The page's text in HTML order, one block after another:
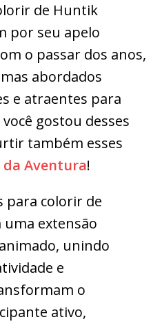
de Huntik
por seu apelo
o passar dos anos,
abordados
e atraentes para
gostou desses
também esses
da Aventura!
para colorir de
extensão
unindo
e
o
ativo,